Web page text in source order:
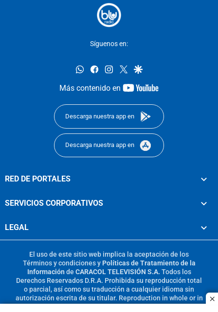
Síguenos en:
whatsappfacebookinstagram
twittergoogle
Más contenido en
youtube-
Descarga nuestra app en
Descarga nuestra app en
RED DE PORTALES
SERVICIOS CORPORATIVOS
LEGAL
El uso de este sitio web implica la aceptación de los
Términos y condicionesy Políticas de Tratamiento de la
Información de CARACOL TELEVISIÓN S.A. Todos los
Derechos Reservados D.R.A. Prohibida su reproducción total
o parcial, así como su traducción a cualquier idioma sin
autorización escrita de su titular. Reproduction in whole or in